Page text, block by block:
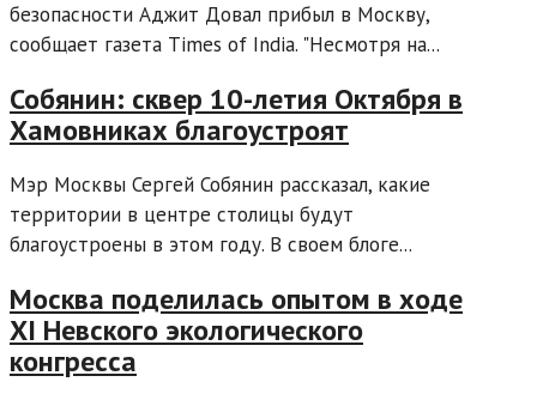
безопасности Аджит Довал прибыл в Москву,
сообщает газета Times of India. "Несмотря на...
Собянин: сквер 10-летия Октября в
Хамовниках благоустроят
Мэр Москвы Сергей Собянин рассказал, какие
территории в центре столицы будут
благоустроены в этом году. В своем блоге...
Москва поделилась опытом в ходе
XI Невского экологического
конгресса